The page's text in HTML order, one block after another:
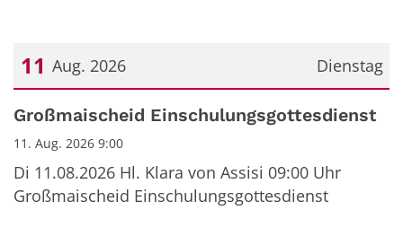
Dienstag
11 Aug. 2026
Datum: 11. August 2026
Großmaischeid Einschulungsgottesdienst
11. Aug. 2026 9:00
Di 11.08.2026 Hl. Klara von Assisi 09:00 Uhr
Großmaischeid Einschulungsgottesdienst